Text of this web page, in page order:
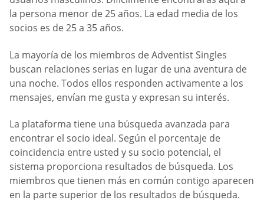
la persona menor de 25 años. La edad media de los
socios es de 25 a 35 años.
La mayoría de los miembros de Adventist Singles
buscan relaciones serias en lugar de una aventura de
una noche. Todos ellos responden activamente a los
mensajes, envían me gusta y expresan su interés.
La plataforma tiene una búsqueda avanzada para
encontrar el socio ideal. Según el porcentaje de
coincidencia entre usted y su socio potencial, el
sistema proporciona resultados de búsqueda. Los
miembros que tienen más en común contigo aparecen
en la parte superior de los resultados de búsqueda.